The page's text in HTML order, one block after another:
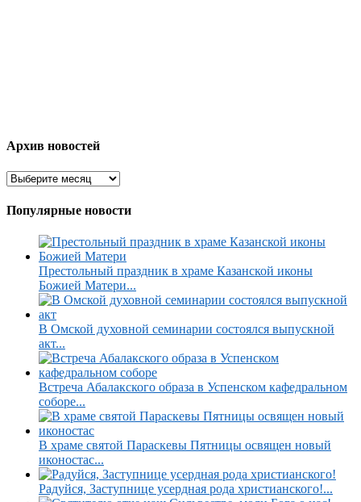
Архив новостей
Популярные новости
Престольный праздник в храме Казанской иконы
Божией Матери...
В Омской духовной семинарии состоялся выпускной
акт...
Встреча Абалакского образа в Успенском кафедральном
соборе...
В храме святой Параскевы Пятницы освящен новый
иконостас...
Радуйся, Заступнице усердная рода христианского!...